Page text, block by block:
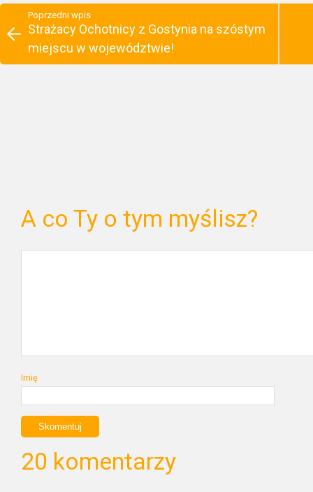
Poprzedni wpis
Strażacy Ochotnicy z Gostynia na szóstym
miejscu w województwie!
A co Ty o tym myślisz?
Imię
20 komentarzy